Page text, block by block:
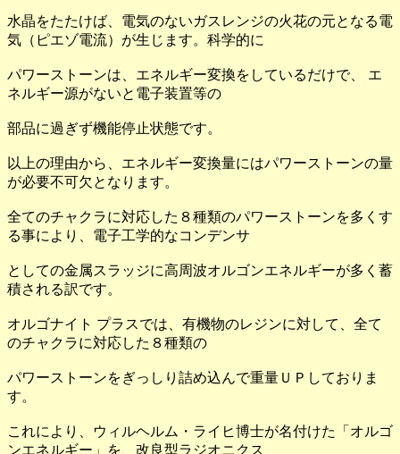
水晶をたたけば、電気のないガスレンジの火花の元となる電
気（ピエゾ電流）が生じます。科学的に
パワーストーンは、エネルギー変換をしているだけで、 エ
ネルギー源がないと電子装置等の
部品に過ぎず機能停止状態です。
以上の理由から、エネルギー変換量にはパワーストーンの量
が必要不可欠となります。
全てのチャクラに対応した８種類のパワーストーンを多くす
る事により、電子工学的なコンデンサ
としての金属スラッジに高周波オルゴンエネルギーが多く蓄
積される訳です。
オルゴナイト プラスでは、有機物のレジンに対して、全て
のチャクラに対応した８種類の
パワーストーンをぎっしり詰め込んで重量ＵＰしておりま
す。
これにより、ウィルヘルム・ライヒ博士が名付けた「オルゴ
ンエネルギー」を、改良型ラジオニクス